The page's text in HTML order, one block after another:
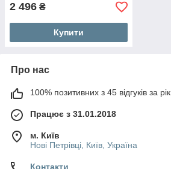
2 496 ₴
Купити
Про нас
100% позитивних з 45 відгуків за рік
Працює з 31.01.2018
м. Київ
Нові Петрівці, Київ, Україна
Контакти